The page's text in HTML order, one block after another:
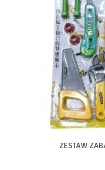
ZESTAW